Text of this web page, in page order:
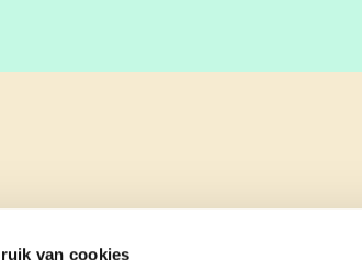
van cookies